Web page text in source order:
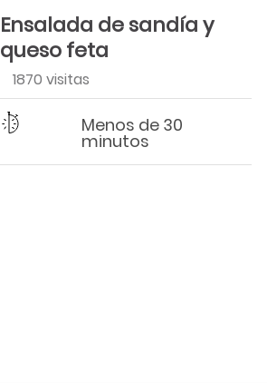
Ensalada de sandía y
queso feta
1870 visitas
Dificultad
Tiempo Menos de 30
minutos